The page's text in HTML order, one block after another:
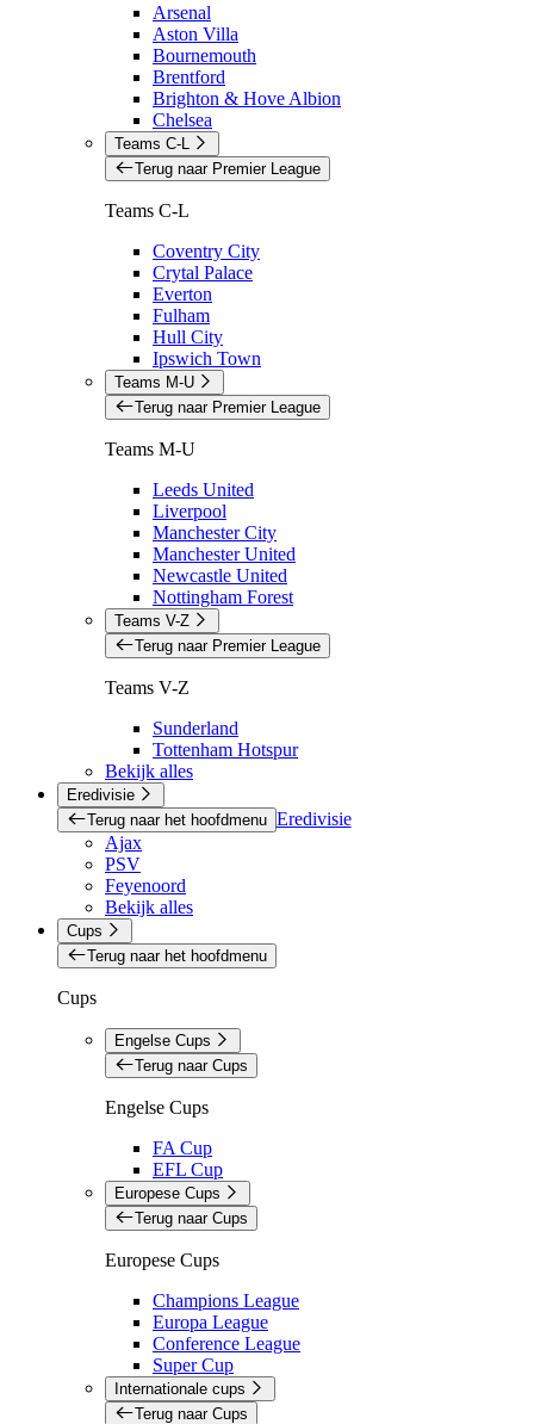
Arsenal
Aston Villa
Bournemouth
Brentford
Brighton & Hove Albion
Chelsea
Teams C-L
Terug naar Premier League
Teams C-L
Coventry City
Crytal Palace
Everton
Fulham
Hull City
Ipswich Town
Teams M-U
Terug naar Premier League
Teams M-U
Leeds United
Liverpool
Manchester City
Manchester United
Newcastle United
Nottingham Forest
Teams V-Z
Terug naar Premier League
Teams V-Z
Sunderland
Tottenham Hotspur
Bekijk alles
Eredivisie
Terug naar het hoofdmenu Eredivisie
Ajax
PSV
Feyenoord
Bekijk alles
Cups
Terug naar het hoofdmenu
Cups
Engelse Cups
Terug naar Cups
Engelse Cups
FA Cup
EFL Cup
Europese Cups
Terug naar Cups
Europese Cups
Champions League
Europa League
Conference League
Super Cup
Internationale cups
Terug naar Cups